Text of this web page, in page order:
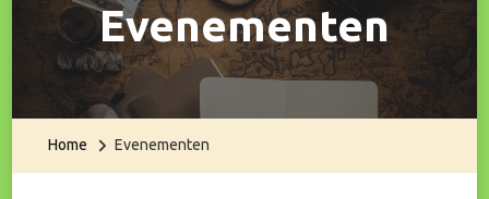
Evenementen
Home Evenementen